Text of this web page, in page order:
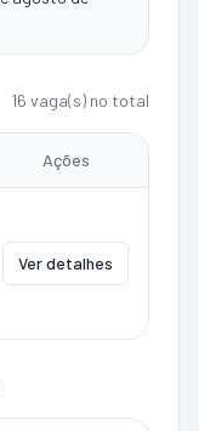
16 vaga(s) no total
Ações
Ver detalhes